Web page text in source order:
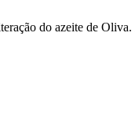
do azeite de Oliva.